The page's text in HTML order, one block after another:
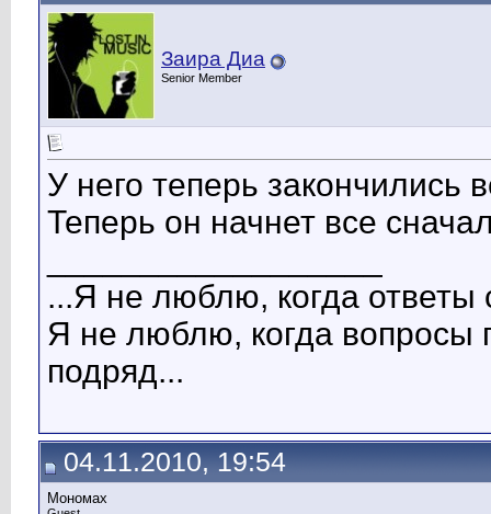
Заира Диа
Senior Member
У него теперь закончились
Теперь он начнет все
...Я не люблю, когда ответы
Я не люблю, когда вопросы
подряд...
04.11.2010, 19:54
Мономах